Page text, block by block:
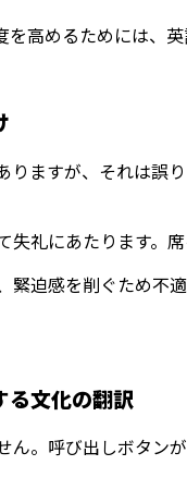
高めるためには、
りますが、それは誤
礼にあたります。
緊迫感を削ぐため不
る文化の翻訳
ん。呼び出しボタン